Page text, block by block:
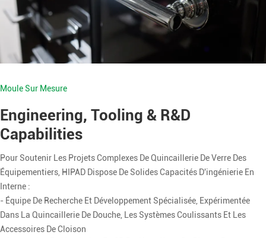
Moule Sur Mesure
Engineering, Tooling & R&D
Capabilities
Pour Soutenir Les Projets Complexes De Quincaillerie De Verre Des
Équipementiers, HIPAD Dispose De Solides Capacités D'ingénierie En
Interne :
- Équipe De Recherche Et Développement Spécialisée, Expérimentée
Dans La Quincaillerie De Douche, Les Systèmes Coulissants Et Les
Accessoires De Cloison